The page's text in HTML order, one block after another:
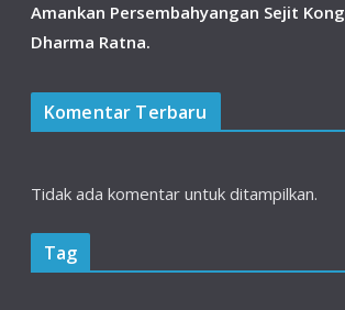
Amankan Persembahyangan Sejit
Dharma Ratna.
Komentar Terbaru
Tidak ada komentar untuk ditampilkan.
Tag